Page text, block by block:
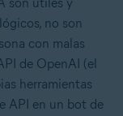
son útiles y
no son
con malas
de OpenAI (el
herramientas
API en un bot de